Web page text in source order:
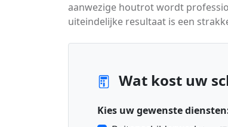
aanwezige houtrot wordt
uiteindelijke resultaat is een
Wat kost uw
Kies uw gewenste